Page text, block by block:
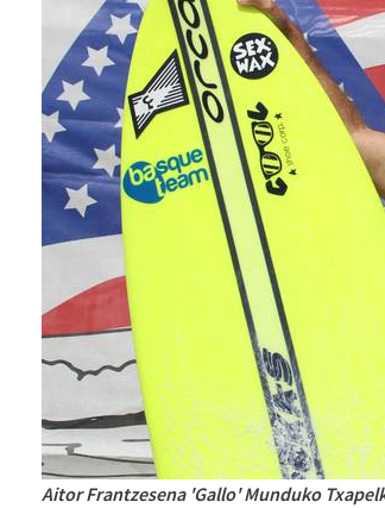
Aitor Frantzesena 'Gallo' Munduko